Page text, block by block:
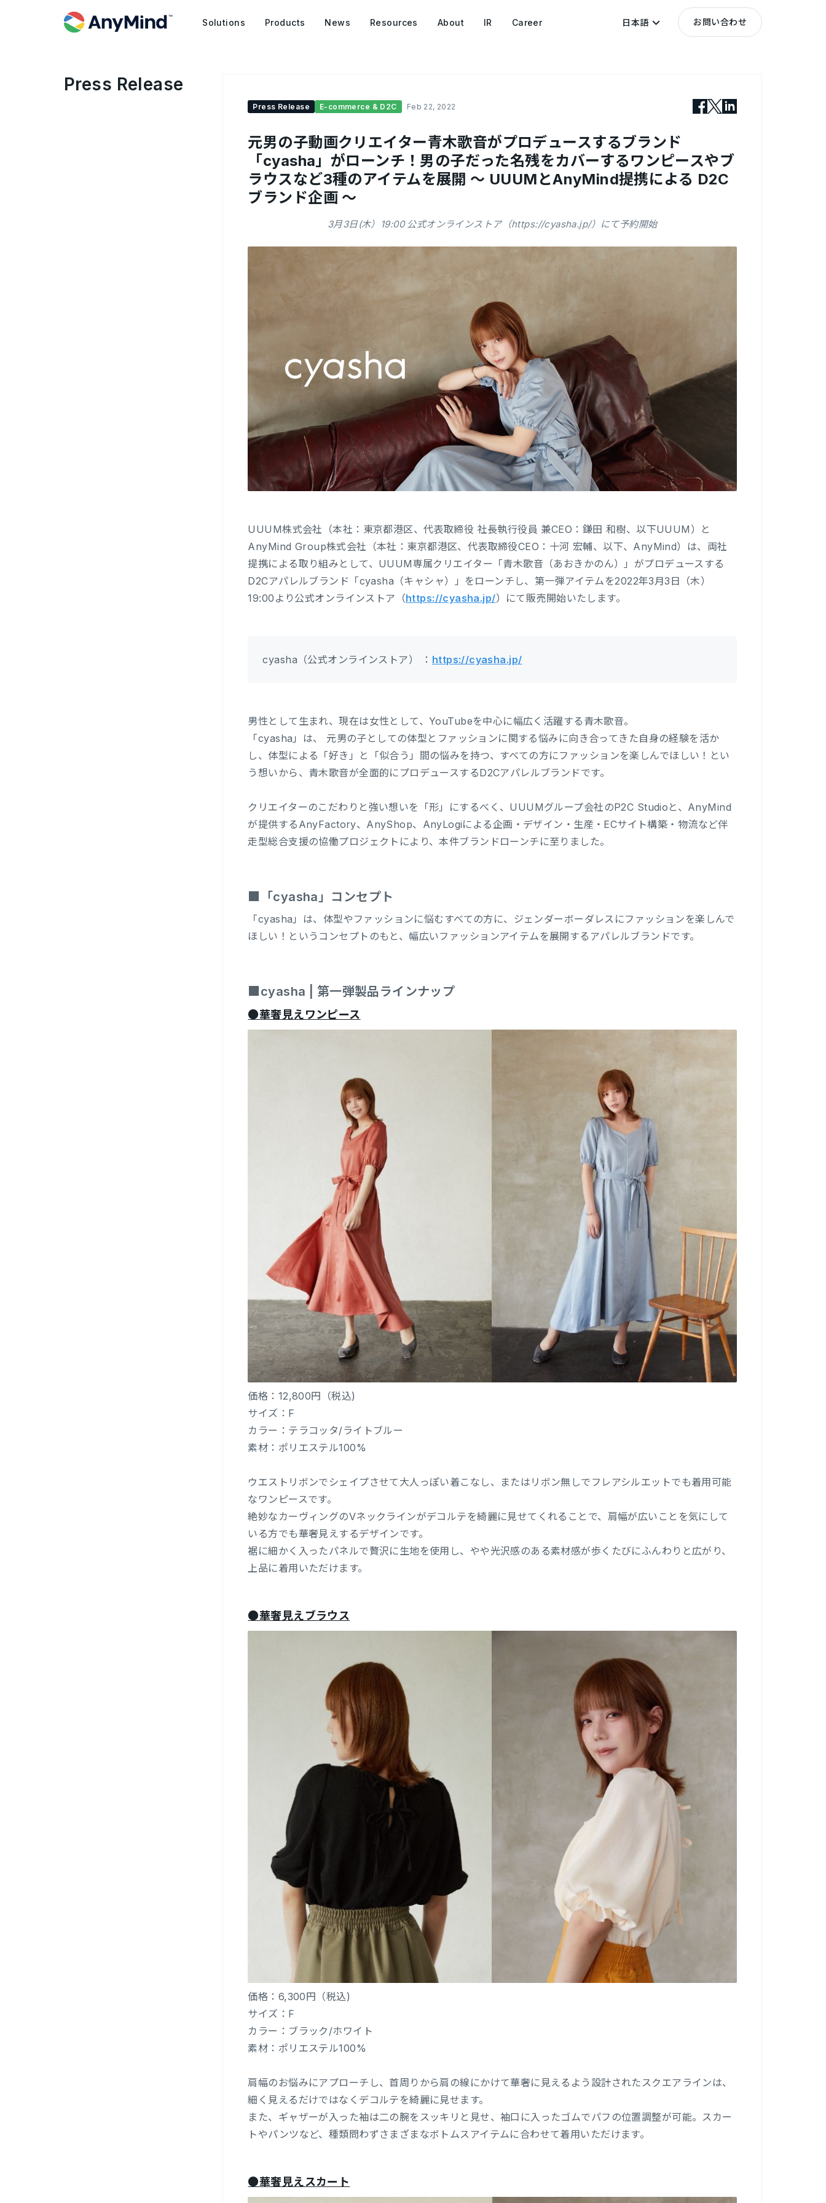
Solutions Products News Resources About IR Career 日本語 お問い合わせ
Press Release
Press Release E-commerce & D2C Feb 22, 2022
元男の子動画クリエイター青木歌音がプロデュースするブランド
「cyasha」がローンチ！男の子だった名残をカバーするワンピースやブ
ラウスなど3種のアイテムを展開 〜 UUUMとAnyMind提携による D2C
ブランド企画 〜
3月3日(木）19:00 公式オンラインストア（https://cyasha.jp/）にて予約開始
UUUM株式会社（本社：東京都港区、代表取締役 社長執行役員 兼CEO：鎌田 和樹、以下UUUM）と
AnyMind Group株式会社（本社：東京都港区、代表取締役CEO：十河 宏輔、以下、AnyMind）は、両社
提携による取り組みとして、UUUM専属クリエイター「青木歌音（あおきかのん）」がプロデュースする
D2Cアパレルブランド「cyasha（キャシャ）」をローンチし、第一弾アイテムを2022年3月3日（木）
19:00より公式オンラインストア（https://cyasha.jp/）にて販売開始いたします。
cyasha（公式オンラインストア） ： https://cyasha.jp/
男性として生まれ、現在は女性として、YouTubeを中心に幅広く活躍する青木歌音。
「cyasha」は、 元男の子としての体型とファッションに関する悩みに向き合ってきた自身の経験を活か
し、体型による「好き」と「似合う」間の悩みを持つ、すべての方にファッションを楽しんでほしい！とい
う想いから、青木歌音が全面的にプロデュースするD2Cアパレルブランドです。
クリエイターのこだわりと強い想いを「形」にするべく、UUUMグループ会社のP2C Studioと、AnyMind
が提供するAnyFactory、AnyShop、AnyLogiによる企画・デザイン・生産・ECサイト構築・物流など伴
走型総合支援の協働プロジェクトにより、本件ブランドローンチに至りました。
■「cyasha」コンセプト
「cyasha」は、体型やファッションに悩むすべての方に、ジェンダーボーダレスにファッションを楽しんで
ほしい！というコンセプトのもと、幅広いファッションアイテムを展開するアパレルブランドです。
■cyasha | 第一弾製品ラインナップ
●華奢見えワンピース
価格：12,800円（税込)
サイズ：F
カラー：テラコッタ/ライトブルー
素材：ポリエステル100%
ウエストリボンでシェイプさせて大人っぽい着こなし、またはリボン無しでフレアシルエットでも着用可能
なワンピースです。
絶妙なカーヴィングのVネックラインがデコルテを綺麗に見せてくれることで、肩幅が広いことを気にして
いる方でも華奢見えするデザインです。
裾に細かく入ったパネルで贅沢に生地を使用し、やや光沢感のある素材感が歩くたびにふんわりと広がり、
上品に着用いただけます。
●華奢見えブラウス
価格：6,300円（税込)
サイズ：F
カラー：ブラック/ホワイト
素材：ポリエステル100%
肩幅のお悩みにアプローチし、首周りから肩の線にかけて華奢に見えるよう設計されたスクエアラインは、
細く見えるだけではなくデコルテを綺麗に見せます。
また、ギャザーが入った袖は二の腕をスッキリと見せ、袖口に入ったゴムでパフの位置調整が可能。スカー
トやパンツなど、種類問わずさまざまなボトムスアイテムに合わせて着用いただけます。
●華奢見えスカート